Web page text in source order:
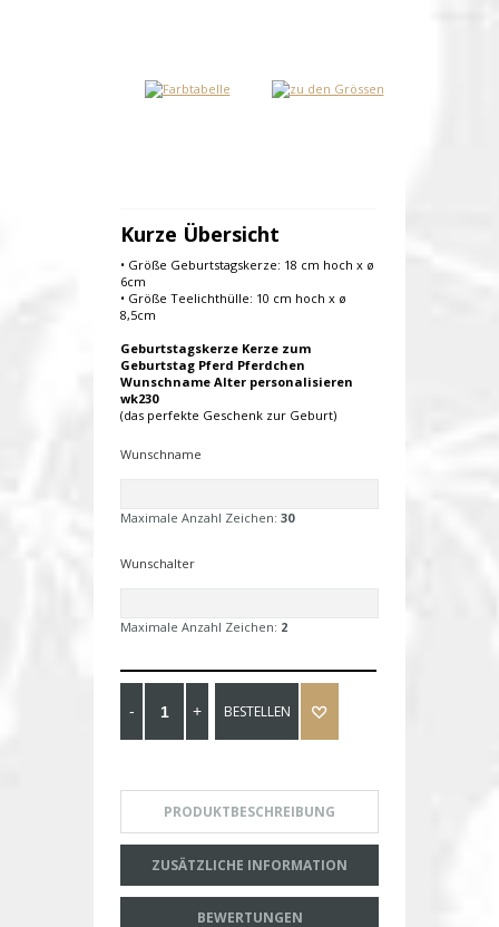
Kurze Übersicht
• Größe Geburtstagskerze: 18 cm hoch x ø
6cm
• Größe Teelichthülle: 10 cm hoch x ø
8,5cm
Geburtstagskerze Kerze zum
Geburtstag Pferd Pferdchen
Wunschname Alter personalisieren
wk230
(das perfekte Geschenk zur Geburt)
Wunschname
Maximale Anzahl Zeichen: 30
Wunschalter
Maximale Anzahl Zeichen: 2
BESTELLEN
PRODUKTBESCHREIBUNG
ZUSÄTZLICHE INFORMATION
BEWERTUNGEN